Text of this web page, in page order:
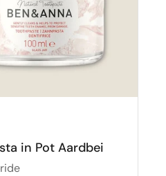
in Pot Aardbei